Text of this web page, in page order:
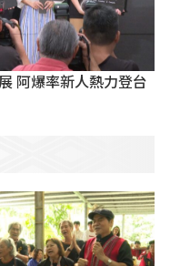
阿爆率新人熱力登台